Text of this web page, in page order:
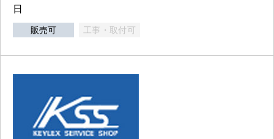
日
販売可 工事・取付可